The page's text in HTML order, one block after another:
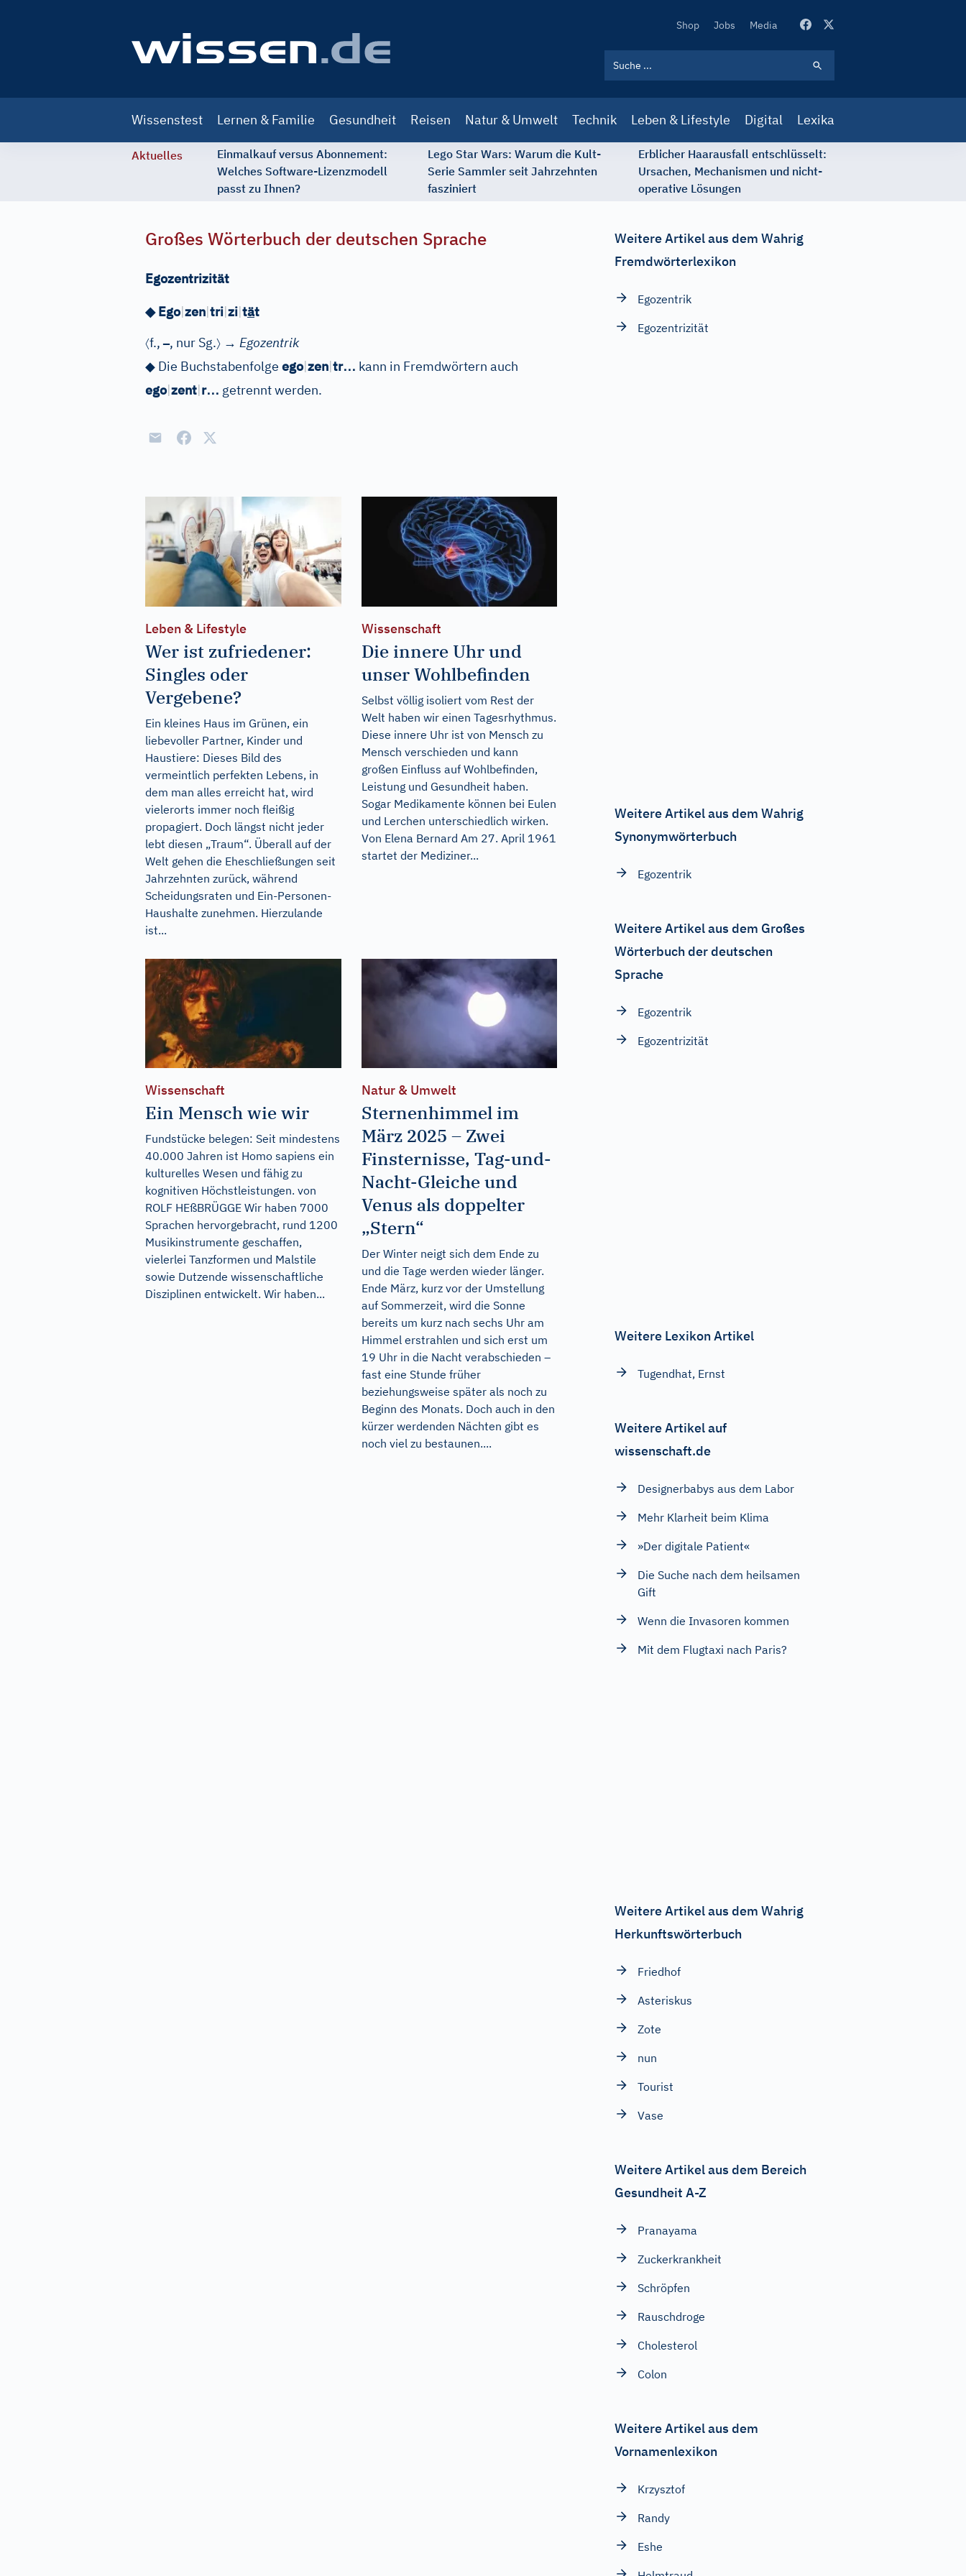
Secondary
Shop Jobs Media
navigation
Wissenstest Lernen & Familie Gesundheit Reisen Natur & Umwelt Technik Leben & Lifestyle Digital Lexika
Aktuelles
Einmalkauf versus Abonnement:
Welches Software-Lizenzmodell
passt zu Ihnen?
Lego Star Wars: Warum die Kult-
Serie Sammler seit Jahrzehnten
fasziniert
Erblicher Haarausfall entschlüsselt:
Ursachen, Mechanismen und nicht-
operative Lösungen
Großes Wörterbuch der deutschen Sprache
Egozentrizität
◆Ego|zen|tri|zi|tät
〈f.,–, nur Sg.〉 → Egozentrik
◆ Die Buchstabenfolge ego|zen|tr… kann in Fremdwörtern auch
ego|zent|r… getrennt werden.
Leben & Lifestyle
Wer ist zufriedener:
Singles oder
Vergebene?
Ein kleines Haus im Grünen, ein
liebevoller Partner, Kinder und
Haustiere: Dieses Bild des
vermeintlich perfekten Lebens, in
dem man alles erreicht hat, wird
vielerorts immer noch fleißig
propagiert. Doch längst nicht jeder
lebt diesen „Traum“. Überall auf der
Welt gehen die Eheschließungen seit
Jahrzehnten zurück, während
Scheidungsraten und Ein-Personen-
Haushalte zunehmen. Hierzulande
ist...
Wissenschaft
Die innere Uhr und
unser Wohlbefinden
Selbst völlig isoliert vom Rest der
Welt haben wir einen Tagesrhythmus.
Diese innere Uhr ist von Mensch zu
Mensch verschieden und kann
großen Einfluss auf Wohlbefinden,
Leistung und Gesundheit haben.
Sogar Medikamente können bei Eulen
und Lerchen unterschiedlich wirken.
Von Elena Bernard Am 27. April 1961
startet der Mediziner...
Wissenschaft
Ein Mensch wie wir
Fundstücke belegen: Seit mindestens
40.000 Jahren ist Homo sapiens ein
kulturelles Wesen und fähig zu
kognitiven Höchstleistungen. von
ROLF HEßBRÜGGE Wir haben 7000
Sprachen hervorgebracht, rund 1200
Musikinstrumente geschaffen,
vielerlei Tanzformen und Malstile
sowie Dutzende wissenschaftliche
Disziplinen entwickelt. Wir haben...
Natur & Umwelt
Sternenhimmel im
März 2025 – Zwei
Finsternisse, Tag-und-
Nacht-Gleiche und
Venus als doppelter
„Stern“
Der Winter neigt sich dem Ende zu
und die Tage werden wieder länger.
Ende März, kurz vor der Umstellung
auf Sommerzeit, wird die Sonne
bereits um kurz nach sechs Uhr am
Himmel erstrahlen und sich erst um
19 Uhr in die Nacht verabschieden –
fast eine Stunde früher
beziehungsweise später als noch zu
Beginn des Monats. Doch auch in den
kürzer werdenden Nächten gibt es
noch viel zu bestaunen....
Weitere Artikel aus dem Wahrig
Fremdwörterlexikon
Egozentrik
Egozentrizität
Weitere Artikel aus dem Wahrig
Synonymwörterbuch
Egozentrik
Weitere Artikel aus dem Großes
Wörterbuch der deutschen
Sprache
Egozentrik
Egozentrizität
Weitere Lexikon Artikel
Tugendhat, Ernst
Weitere Artikel auf
wissenschaft.de
Designerbabys aus dem Labor
Mehr Klarheit beim Klima
»Der digitale Patient«
Die Suche nach dem heilsamen
Gift
Wenn die Invasoren kommen
Mit dem Flugtaxi nach Paris?
Weitere Artikel aus dem Wahrig
Herkunftswörterbuch
Friedhof
Asteriskus
Zote
nun
Tourist
Vase
Weitere Artikel aus dem Bereich
Gesundheit A-Z
Pranayama
Zuckerkrankheit
Schröpfen
Rauschdroge
Cholesterol
Colon
Weitere Artikel aus dem
Vornamenlexikon
Krzysztof
Randy
Eshe